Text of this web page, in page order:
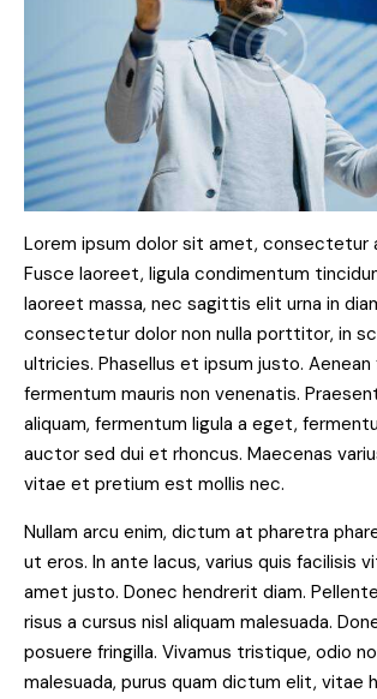
Lorem ipsum dolor sit amet, consectetur
Fusce laoreet, ligula condimentum
laoreet massa, nec sagittis elit urna in
consectetur dolor non nulla porttitor, in
ultricies. Phasellus et ipsum justo. Aenean
fermentum mauris non venenatis.
aliquam, fermentum ligula a eget,
auctor sed dui et rhoncus. Maecenas
vitae et pretium est mollis nec.
Nullam arcu enim, dictum at pharetra
ut eros. In ante lacus, varius quis facilisis
amet justo. Donec hendrerit diam.
risus a cursus nisl aliquam malesuada.
posuere fringilla. Vivamus tristique, odio
malesuada, purus quam dictum elit, vitae